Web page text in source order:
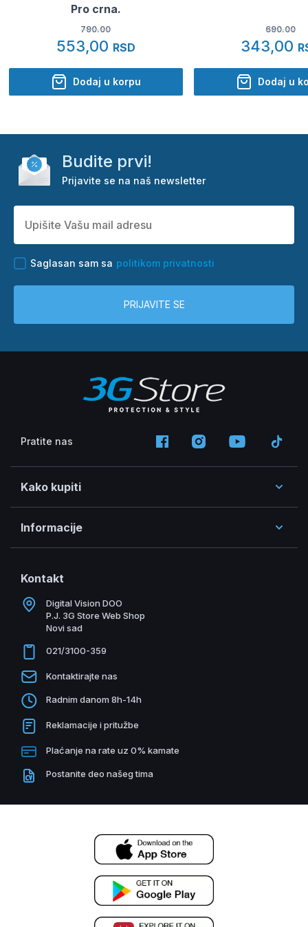
Pro crna.
790.00
553,00 RSD
Dodaj u korpu
690.00
343,00
Dodaj u
Budite prvi!
Prijavite se na naš newsletter
Saglasan sam sa politikom privatnosti
PRIJAVITE SE
Pratite nas
Kako kupiti
Informacije
Kontakt
Digital Vision DOO
P.J. 3G Store Web Shop
Novi sad
021/3100-359
Kontaktirajte nas
Radnim danom 8h-14h
Reklamacije i pritužbe
Plaćanje na rate uz 0% kamate
Postanite deo našeg tima